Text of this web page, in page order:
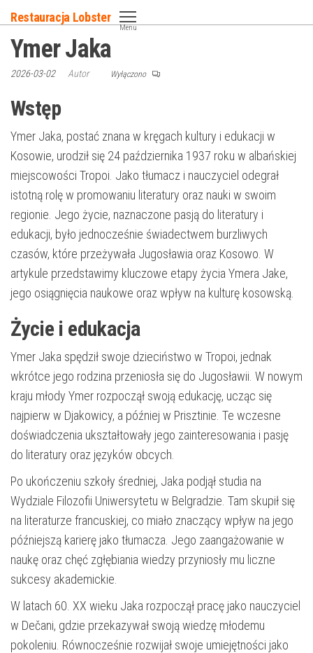
do
treści
Restauracja Lobster
Menu
Ymer Jaka
2026-03-02 Autor Wyłączono
Wstęp
Ymer Jaka, postać znana w kręgach kultury i edukacji w
Kosowie, urodził się 24 października 1937 roku w albańskiej
miejscowości Tropoi. Jako tłumacz i nauczyciel odegrał
istotną rolę w promowaniu literatury oraz nauki w swoim
regionie. Jego życie, naznaczone pasją do literatury i
edukacji, było jednocześnie świadectwem burzliwych
czasów, które przeżywała Jugosławia oraz Kosowo. W
artykule przedstawimy kluczowe etapy życia Ymera Jake,
jego osiągnięcia naukowe oraz wpływ na kulturę kosowską.
Życie i edukacja
Ymer Jaka spędził swoje dzieciństwo w Tropoi, jednak
wkrótce jego rodzina przeniosła się do Jugosławii. W nowym
kraju młody Ymer rozpoczął swoją edukację, ucząc się
najpierw w Djakowicy, a później w Prisztinie. Te wczesne
doświadczenia ukształtowały jego zainteresowania i pasję
do literatury oraz języków obcych.
Po ukończeniu szkoły średniej, Jaka podjął studia na
Wydziale Filozofii Uniwersytetu w Belgradzie. Tam skupił się
na literaturze francuskiej, co miało znaczący wpływ na jego
późniejszą karierę jako tłumacza. Jego zaangażowanie w
naukę oraz chęć zgłębiania wiedzy przyniosły mu liczne
sukcesy akademickie.
W latach 60. XX wieku Jaka rozpoczął pracę jako nauczyciel
w Dečani, gdzie przekazywał swoją wiedzę młodemu
pokoleniu. Równocześnie rozwijał swoje umiejętności jako